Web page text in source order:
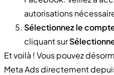
autorisations
Sélectionnez le
cliquant sur
Et voilà ! Vous pouvez
Meta Ads directement